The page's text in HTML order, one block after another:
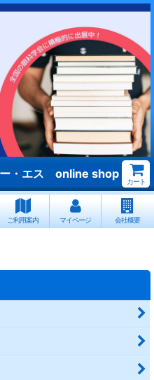
・エス online shop
カート
ご利用案内 マイページ 会社概要